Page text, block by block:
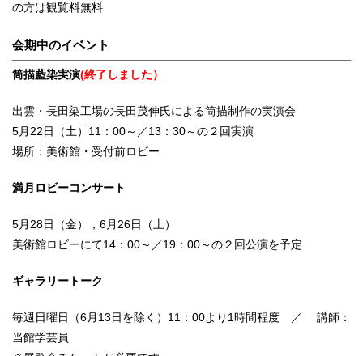
の方は観覧料無料
会期中のイベント
筒描藍染実演(終了しました）
出雲・長田染工場の長田茂伸氏による筒描制作の実演会
5月22日（土）11：00～／13：30～の２回実演
場所：美術館・受付前ロビー
満月ロビーコンサート
5月28日（金），6月26日（土）
美術館ロビーにて14：00～／19：00～の２回公演を予定
ギャラリートーク
毎週日曜日（6月13日を除く）11：00より1時間程度 ／
講師：
当館学芸員